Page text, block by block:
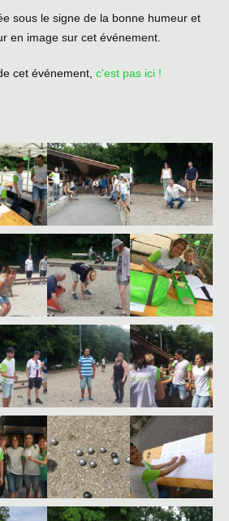
sous le signe de la bonne humeur et
en image sur cet événement.
cet événement, c'est pas ici !